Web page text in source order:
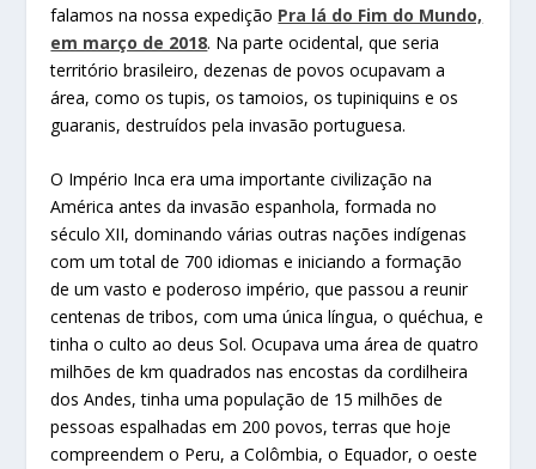
falamos na nossa expedição Pra lá do Fim do Mundo,
em março de 2018. Na parte ocidental, que seria
território brasileiro, dezenas de povos ocupavam a
área, como os tupis, os tamoios, os tupiniquins e os
guaranis, destruídos pela invasão portuguesa.
O Império Inca era uma importante civilização na
América antes da invasão espanhola, formada no
século XII, dominando várias outras nações indígenas
com um total de 700 idiomas e iniciando a formação
de um vasto e poderoso império, que passou a reunir
centenas de tribos, com uma única língua, o quéchua, e
tinha o culto ao deus Sol. Ocupava uma área de quatro
milhões de km quadrados nas encostas da cordilheira
dos Andes, tinha uma população de 15 milhões de
pessoas espalhadas em 200 povos, terras que hoje
compreendem o Peru, a Colômbia, o Equador, o oeste